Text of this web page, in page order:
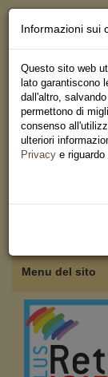
Menu del sito
Informazioni sui
Questo sito web
lato garantiscono
dall'altro,
permettono di
consenso
ulteriori
Privacy e